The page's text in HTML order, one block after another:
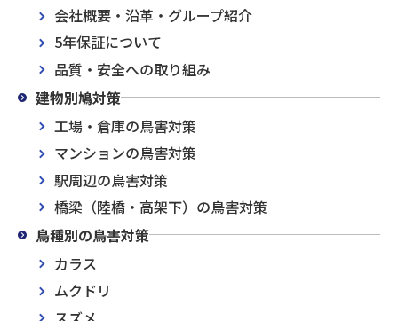
会社概要・沿革・グループ紹介
5年保証について
品質・安全への取り組み
建物別鳩対策
工場・倉庫の鳥害対策
マンションの鳥害対策
駅周辺の鳥害対策
橋梁（陸橋・高架下）の鳥害対策
鳥種別の鳥害対策
カラス
ムクドリ